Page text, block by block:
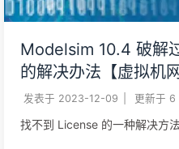
Modelsim 10.4 破解
的解决办法【虚拟机
发表于 2023-12-09 更新于 6
找不到 License 的一种解决方